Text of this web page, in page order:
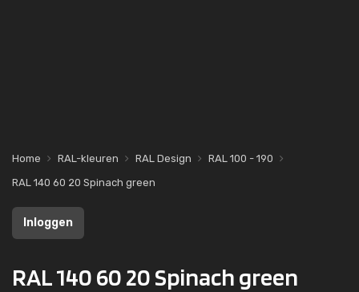
Home RAL-kleuren RAL Design
RAL 100 - 190
RAL 140 60 20 Spinach green
Inloggen
RAL 140 60 20 Spinach green